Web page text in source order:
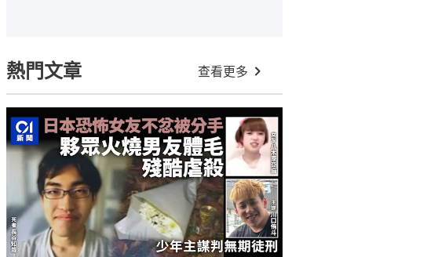
熱門文章 查看更多